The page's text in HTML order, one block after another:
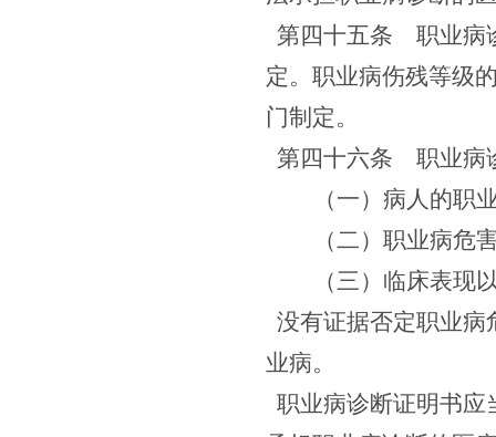
第四十五条 职业病
定。职业病伤残等级
门制定。
第四十六条 职业病
（一）病人的职
（二）职业病危
（三）临床表现
没有证据否定职业病
业病。
职业病诊断证明书应